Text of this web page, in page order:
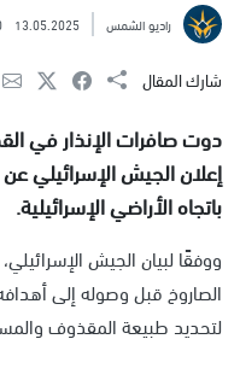
راديو الشمس 13.05.2025
شارك المقال
دوت صافرات الإنذار في
إعلان الجيش الإسرائيلي
باتجاه الأراضي الإسرائيلية.
ووفقًا لبيان الجيش
الصاروخ قبل وصوله إلى
لتحديد طبيعة المقذوف